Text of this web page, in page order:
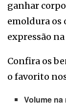
ganhar
emoldura os
expressão
Confira os
o favorito
Volume na